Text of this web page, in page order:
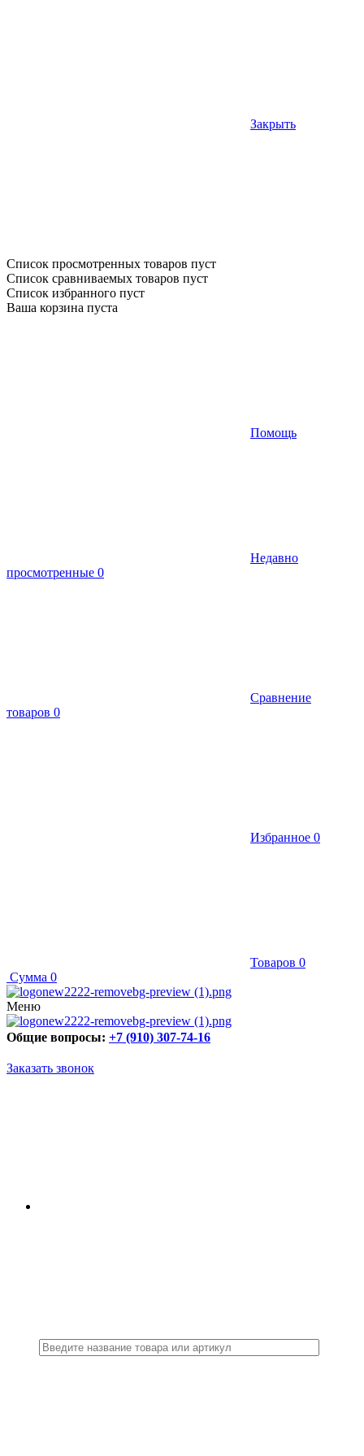
Закрыть
Список просмотренных товаров пуст
Список сравниваемых товаров пуст
Список избранного пуст
Ваша корзина пуста
Помощь
Недавно
просмотренные 0
Сравнение
товаров 0
Избранное 0
Товаров 0
Сумма 0
Меню
Общие вопросы: +7 (910) 307-74-16
Заказать звонок